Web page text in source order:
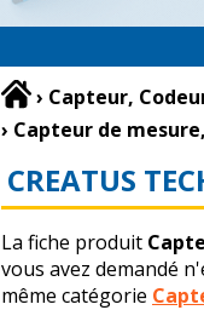
› Capteur,
› Capteur de mesure,
CREATUS
La fiche produit
vous avez demandé
même catégorie